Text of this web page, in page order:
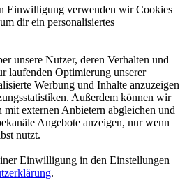
Einwilligung verwenden wir Cookies
dir ein personalisiertes
unsere Nutzer, deren Verhalten und
laufenden Optimierung unserer
Werbung und Inhalte anzuzeigen
Außerdem können wir
mit externen Anbietern abgleichen und
Angebote anzeigen, nur wenn
nutzt.
Einwilligung in den Einstellungen
.